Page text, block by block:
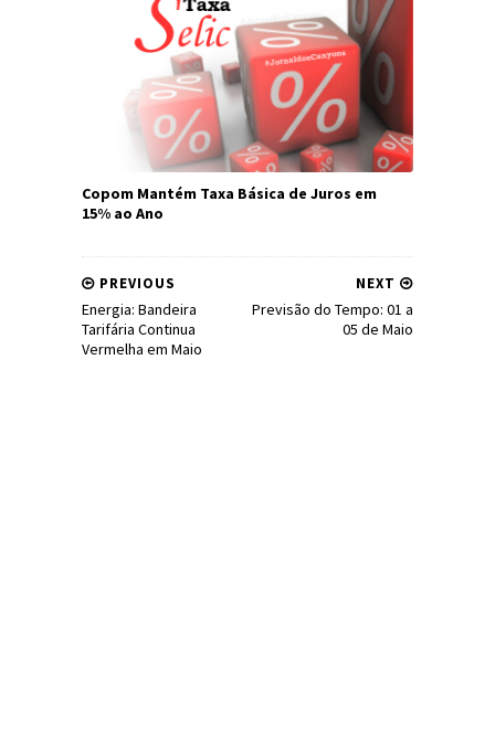
Copom Mantém Taxa Básica de Juros em
15% ao Ano
NEXT
Previsão do Tempo: 01 a
05 de Maio
PREVIOUS
Energia: Bandeira
Tarifária Continua
Vermelha em Maio